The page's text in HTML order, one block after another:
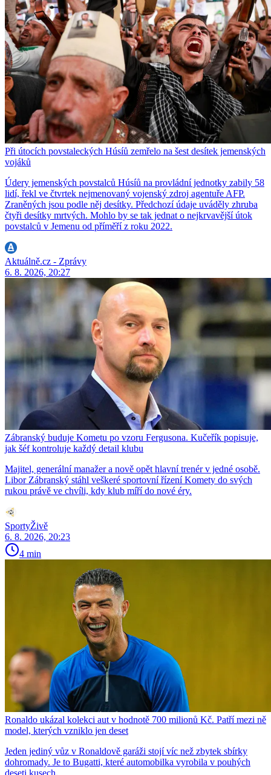
Při útocích povstaleckých Húsíů zemřelo na šest desítek jemenských
vojáků
Údery jemenských povstalců Húsíů na provládní jednotky zabily 58
lidí, řekl ve čtvrtek nejmenovaný vojenský zdroj agentuře AFP.
Zraněných jsou podle něj desítky. Předchozí údaje uváděly zhruba
čtyři desítky mrtvých. Mohlo by se tak jednat o nejkrvavější útok
povstalců v Jemenu od příměří z roku 2022.
Aktuálně.cz - Zprávy
6. 8. 2026, 20:27
Zábranský buduje Kometu po vzoru Fergusona. Kučeřík popisuje,
jak šéf kontroluje každý detail klubu
Majitel, generální manažer a nově opět hlavní trenér v jedné osobě.
Libor Zábranský stáhl veškeré sportovní řízení Komety do svých
rukou právě ve chvíli, kdy klub míří do nové éry.
SportyŽivě
6. 8. 2026, 20:23
4 min
Ronaldo ukázal kolekci aut v hodnotě 700 milionů Kč. Patří mezi ně
model, kterých vzniklo jen deset
Jeden jediný vůz v Ronaldově garáži stojí víc než zbytek sbírky
dohromady. Je to Bugatti, které automobilka vyrobila v pouhých
deseti kusech.